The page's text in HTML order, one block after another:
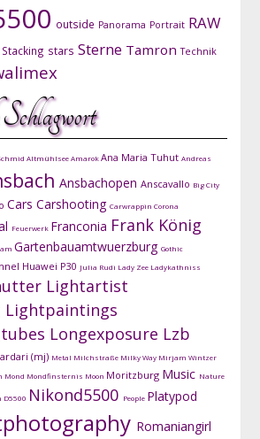
outside Panorama Portrait RAW
Stacking stars Sterne Tamron Technik
AltmühlseeAmarokAna Maria Tuhut Andreas
Ansbachopen Anscavallo Big City
Cars Carshooting Carwrappin Corona
Feuerwerk Franconia Frank König
Gartenbauamtwuerzburg Gothic
Huawei P30 Julia Rudi Lady Zee Ladykathniss
Lightartist
Lightpaintings
Longexposure Lzb
(mj) Metal Milchstraße Milky Way Mirjam Wintzer
Mond Mondfinsternis Moon Moritzburg Music Nature
D5500 Nikond5500 People Platypod
Romaniangirl